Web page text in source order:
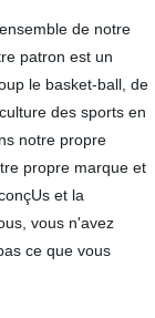
de notre
patron est un
le basket-ball, de
des sports en
notre propre
propre marque et
et la
vous n'avez
ce que vous